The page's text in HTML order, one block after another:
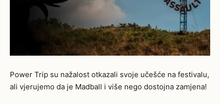
Power Trip su nažalost otkazali svoje učešće na festivalu,
ali vjerujemo da je Madball i više nego dostojna zamjena!